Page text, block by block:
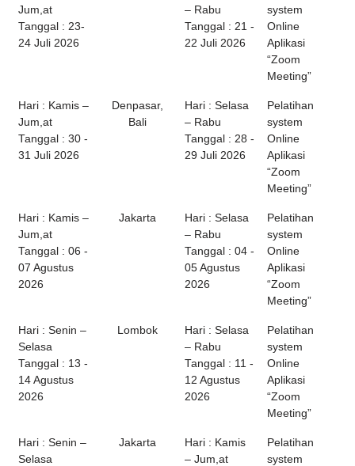
Jum,at
Tanggal : 23-
24 Juli 2026
– Rabu
Tanggal : 21 -
22 Juli 2026
system
Online
Aplikasi
“Zoom
Meeting”
Hari : Kamis –
Jum,at
Tanggal : 30 -
31 Juli 2026
Denpasar,
Bali
Hari : Selasa
– Rabu
Tanggal : 28 -
29 Juli 2026
Pelatihan
system
Online
Aplikasi
“Zoom
Meeting”
Hari : Kamis –
Jum,at
Tanggal : 06 -
07 Agustus
2026
Jakarta
Hari : Selasa
– Rabu
Tanggal : 04 -
05 Agustus
2026
Pelatihan
system
Online
Aplikasi
“Zoom
Meeting”
Hari : Senin –
Selasa
Tanggal : 13 -
14 Agustus
2026
Lombok
Hari : Selasa
– Rabu
Tanggal : 11 -
12 Agustus
2026
Pelatihan
system
Online
Aplikasi
“Zoom
Meeting”
Hari : Senin –
Selasa
Jakarta
Hari : Kamis
– Jum,at
Pelatihan
system